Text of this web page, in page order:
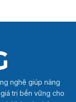
nghệ giúp nâng
trị bền vững cho